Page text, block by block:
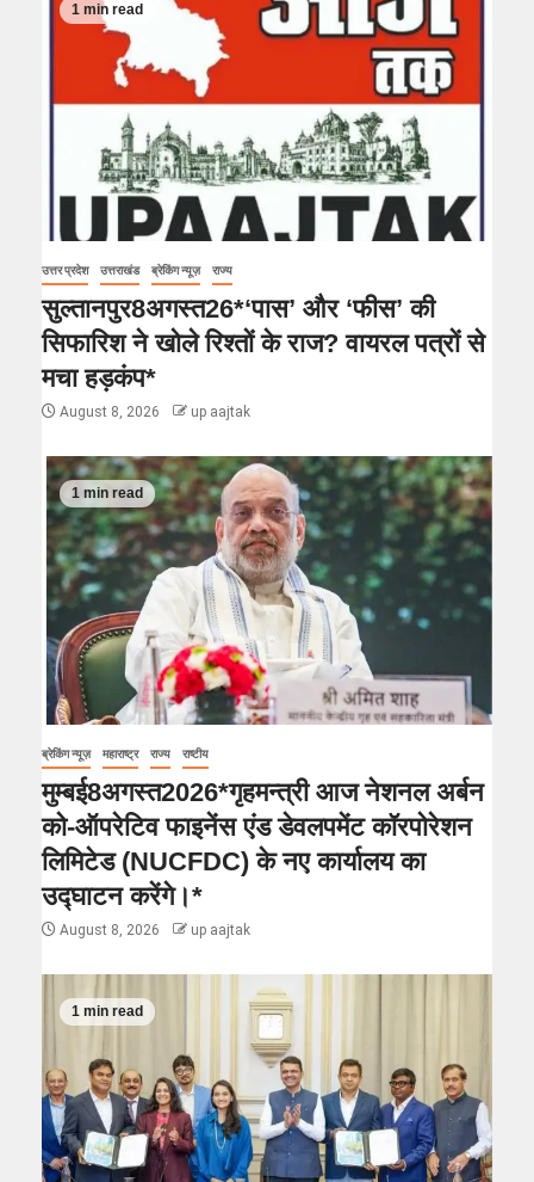
1 min read
उत्तर प्रदेश उत्तराखंड ब्रेकिंग न्यूज़ राज्य
सुल्तानपुर8अगस्त26*‘पास’ और ‘फीस’ की
सिफारिश ने खोले रिश्तों के राज? वायरल पत्रों से
मचा हड़कंप*
August 8, 2026 up aajtak
1 min read
ब्रेकिंग न्यूज़ महाराष्ट्र राज्य राष्टीय
मुम्बई8अगस्त2026*गृहमन्त्री आज नेशनल अर्बन
को-ऑपरेटिव फाइनेंस एंड डेवलपमेंट कॉरपोरेशन
लिमिटेड (NUCFDC) के नए कार्यालय का
उद्घाटन करेंगे।*
August 8, 2026 up aajtak
1 min read